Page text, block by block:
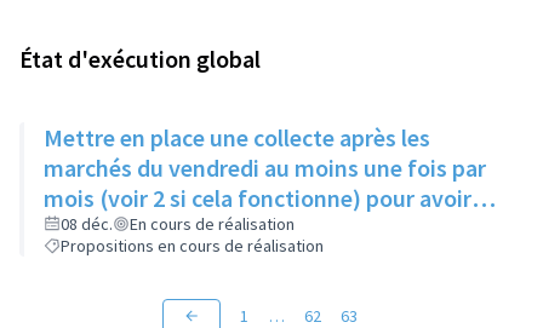
État d'exécution global
Mettre en place une collecte après les
marchés du vendredi au moins une fois par
mois (voir 2 si cela fonctionne) pour avoir
des produits frais pour l'Epice'Rill
08 déc.
En cours de réalisation
Propositions en cours de réalisation
1 … 62
63